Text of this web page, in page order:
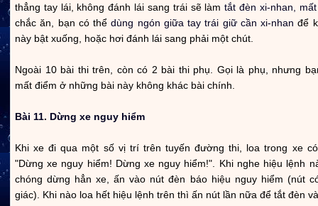
thẳng tay lái, không đánh lái sang trái sẽ làm tắt đèn xi-nhan,
chắc ăn, bạn có thểdùng ngón giữa tay trái giữ cần xi-nhan để
này bật xuống, hoặc hơi đánh lái sang phải một chút.
Ngoài 10 bài thi trên, còn có 2 bài thi phụ. Gọi là phụ, nhưng
mất điểm ở những bài này không khác bài chính.
Bài 11. Dừng xe nguy hiểm
Khi xe đi qua một số vị trí trên tuyến đường thi, loa trong xe
"Dừng xe nguy hiểm! Dừng xe nguy hiểm!". Khi nghe hiệu lệnh
chóng dừng hẳn xe, ấn vào nút đèn báo hiệu nguy hiểm (nút
giác). Khi nào loa hết hiệu lệnh trên thì ấn nút lần nữa để tắt đèn